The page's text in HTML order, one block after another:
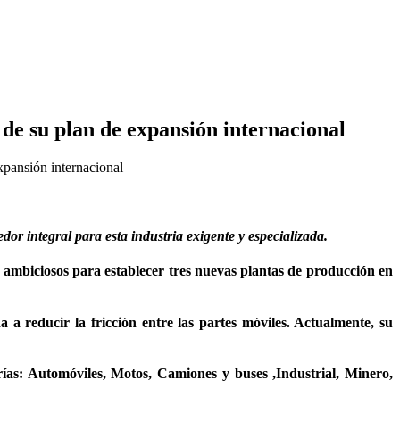
su plan de expansión internacional
internacional
integral para esta industria exigente y especializada.
para establecer tres nuevas plantas de producción en
a reducir la fricción entre las partes móviles. Actualmente, su
Automóviles, Motos, Camiones y buses ,Industrial, Minero,